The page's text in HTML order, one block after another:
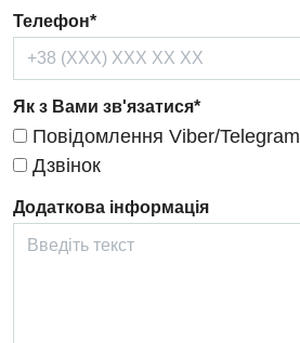
Кардіологія
Кардіохірургія
Мамологія
Медична психологія
Неврологія
Нейрохірургія
Телефон*
Як з Вами зв'язатися*
Повідомлення Viber/Telegram
Дзвінок
Додаткова інформація